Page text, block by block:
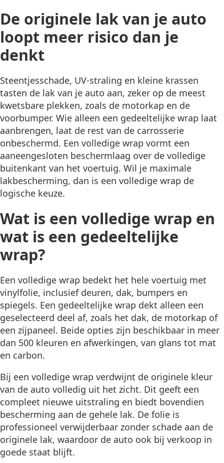
De originele lak van je auto
loopt meer risico dan je
denkt
Steentjesschade, UV-straling en kleine krassen
tasten de lak van je auto aan, zeker op de meest
kwetsbare plekken, zoals de motorkap en de
voorbumper. Wie alleen een gedeeltelijke wrap laat
aanbrengen, laat de rest van de carrosserie
onbeschermd. Een volledige wrap vormt een
aaneengesloten beschermlaag over de volledige
buitenkant van het voertuig. Wil je maximale
lakbescherming, dan is een volledige wrap de
logische keuze.
Wat is een volledige wrap en
wat is een gedeeltelijke
wrap?
Een volledige wrap bedekt het hele voertuig met
vinylfolie, inclusief deuren, dak, bumpers en
spiegels. Een gedeeltelijke wrap dekt alleen een
geselecteerd deel af, zoals het dak, de motorkap of
een zijpaneel. Beide opties zijn beschikbaar in meer
dan 500 kleuren en afwerkingen, van glans tot mat
en carbon.
Bij een volledige wrap verdwijnt de originele kleur
van de auto volledig uit het zicht. Dit geeft een
compleet nieuwe uitstraling en biedt bovendien
bescherming aan de gehele lak. De folie is
professioneel verwijderbaar zonder schade aan de
originele lak, waardoor de auto ook bij verkoop in
goede staat blijft.